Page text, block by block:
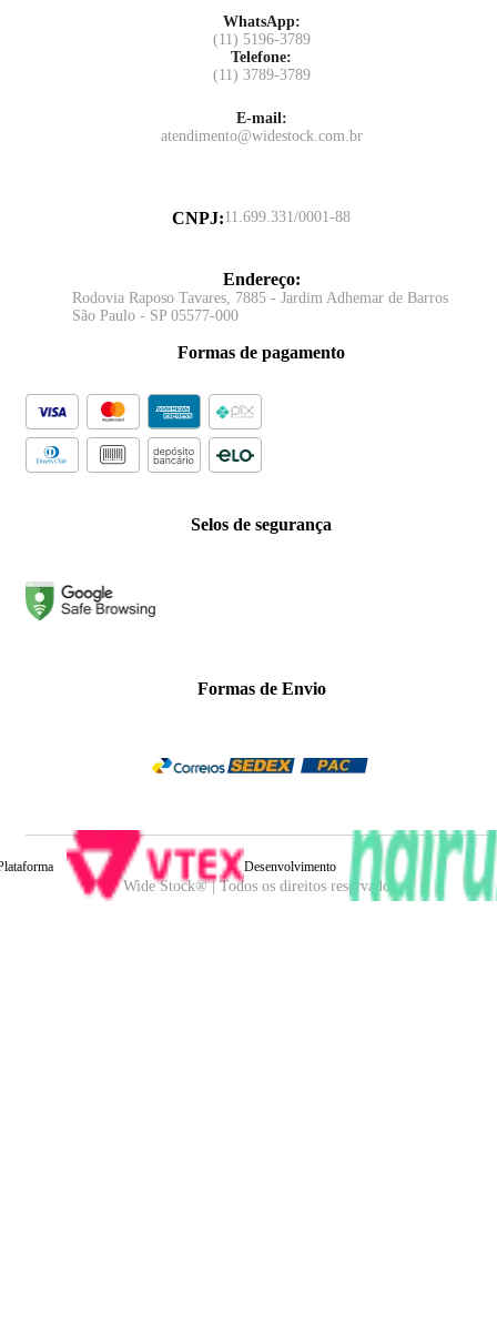
WhatsApp:
(11) 5196-3789
Telefone:
(11) 3789-3789
E-mail:
atendimento@widestock.com.br
CNPJ:11.699.331/0001-88
Endereço:
Rodovia Raposo Tavares, 7885 - Jardim Adhemar de Barros
São Paulo - SP 05577-000
Formas de pagamento
Selos de segurança
Formas de Envio
Wide Stock® | Todos os direitos reservados.
Desenvolvimento